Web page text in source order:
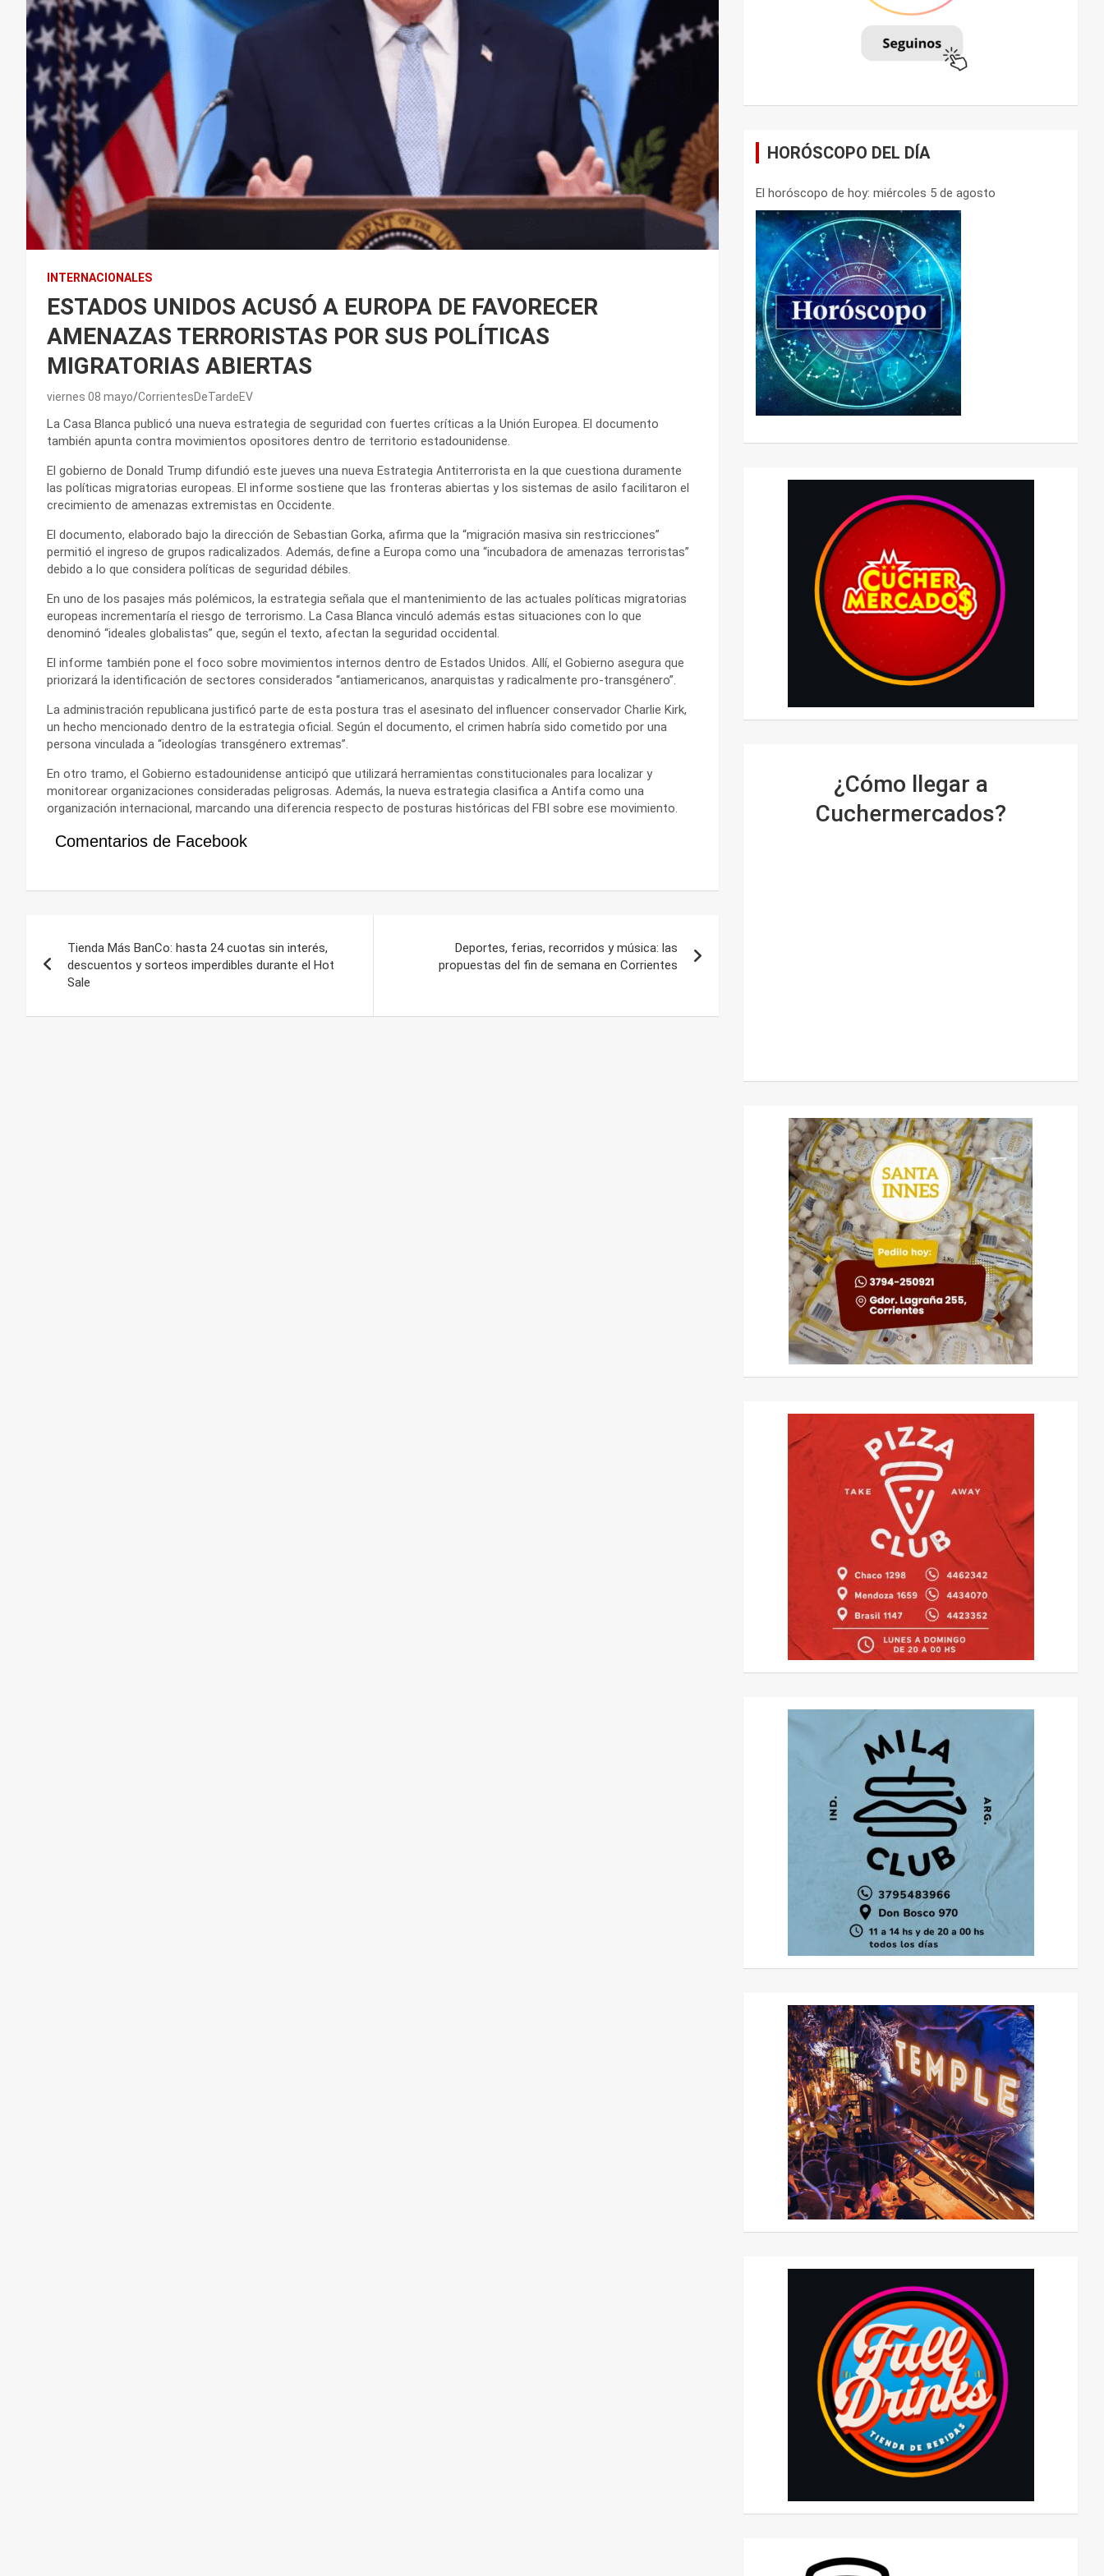
INTERNACIONALES
ESTADOS UNIDOS ACUSÓ A EUROPA DE FAVORECER
AMENAZAS TERRORISTAS POR SUS POLÍTICAS
MIGRATORIAS ABIERTAS
viernes 08 mayo CorrientesDeTardeEV
La Casa Blanca publicó una nueva estrategia de seguridad con fuertes críticas a la Unión Europea. El documento
también apunta contra movimientos opositores dentro de territorio estadounidense.
El gobierno de Donald Trump difundió este jueves una nueva Estrategia Antiterrorista en la que cuestiona duramente
las políticas migratorias europeas. El informe sostiene que las fronteras abiertas y los sistemas de asilo facilitaron el
crecimiento de amenazas extremistas en Occidente.
El documento, elaborado bajo la dirección de Sebastian Gorka, afirma que la “migración masiva sin restricciones”
permitió el ingreso de grupos radicalizados. Además, define a Europa como una “incubadora de amenazas terroristas”
debido a lo que considera políticas de seguridad débiles.
En uno de los pasajes más polémicos, la estrategia señala que el mantenimiento de las actuales políticas migratorias
europeas incrementaría el riesgo de terrorismo. La Casa Blanca vinculó además estas situaciones con lo que
denominó “ideales globalistas” que, según el texto, afectan la seguridad occidental.
El informe también pone el foco sobre movimientos internos dentro de Estados Unidos. Allí, el Gobierno asegura que
priorizará la identificación de sectores considerados “antiamericanos, anarquistas y radicalmente pro-transgénero”.
La administración republicana justificó parte de esta postura tras el asesinato del influencer conservador Charlie Kirk,
un hecho mencionado dentro de la estrategia oficial. Según el documento, el crimen habría sido cometido por una
persona vinculada a “ideologías transgénero extremas”.
En otro tramo, el Gobierno estadounidense anticipó que utilizará herramientas constitucionales para localizar y
monitorear organizaciones consideradas peligrosas. Además, la nueva estrategia clasifica a Antifa como una
organización internacional, marcando una diferencia respecto de posturas históricas del FBI sobre ese movimiento.
Comentarios de Facebook
de
Tienda Más BanCo: hasta 24 cuotas sin interés,
descuentos y sorteos imperdibles durante el Hot
Sale
Deportes, ferias, recorridos y música: las
propuestas del fin de semana en Corrientes
HORÓSCOPO DEL DÍA
El horóscopo de hoy: miércoles 5 de agosto
¿Cómo llegar a
Cuchermercados?